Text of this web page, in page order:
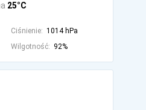
25°C
Ciśnienie: 1014 hPa
Wilgotność: 92%